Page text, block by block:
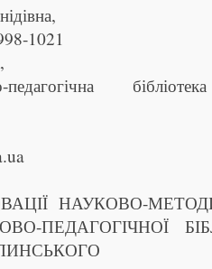
1021
педагогічна
НАУКОВО-
ПЕДАГОГІЧНОЇ